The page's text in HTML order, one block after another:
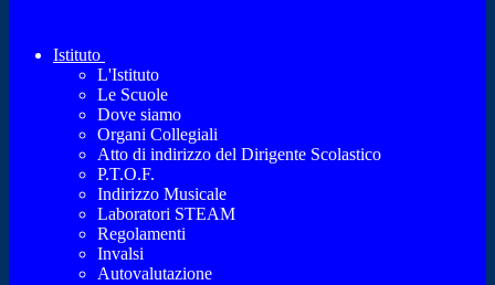
Istituto
L'Istituto
Le Scuole
Dove siamo
Organi Collegiali
Atto di indirizzo del Dirigente Scolastico
P.T.O.F.
Indirizzo Musicale
Laboratori STEAM
Regolamenti
Invalsi
Autovalutazione